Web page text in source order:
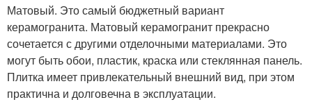
Матовый. Это самый бюджетный вариант
керамогранита. Матовый керамогранит прекрасно
сочетается с другими отделочными материалами. Это
могут быть обои, пластик, краска или стеклянная панель.
Плитка имеет привлекательный внешний вид, при этом
практична и долговечна в эксплуатации.